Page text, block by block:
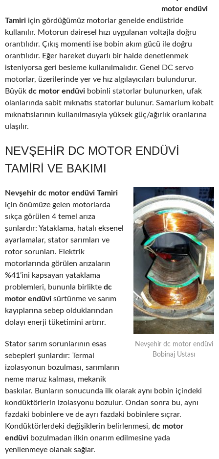
motor endüvi
Tamiri için gördüğümüz motorlar genelde endüstride
kullanılır. Motorun dairesel hızı uygulanan voltajla doğru
orantılıdır. Çıkış momenti ise bobin akım gücü ile doğru
orantılıdır. Eğer hareket duyarlı bir halde denetlenmek
isteniyorsa geri besleme kullanılmalıdır. Genel DC servo
motorlar, üzerilerinde yer ve hız algılayıcıları bulundurur.
Büyük dc motor endüvi bobinli statorlar bulunurken, ufak
olanlarında sabit mıknatıs statorlar bulunur. Samarium kobalt
mıknatıslarının kullanılmasıyla yüksek güç/ağırlık oranlarına
ulaşılır.
NEVŞEHIR DC MOTOR ENDÜVI
TAMIRI VE BAKIMI
Nevşehir dc motor endüvi
Bobinaj Ustası
Nevşehir dc motor endüvi Tamiri
için önümüze gelen motorlarda
sıkça görülen 4 temel arıza
şunlardır: Yataklama, hatalı eksenel
ayarlamalar, stator sarımları ve
rotor sorunları. Elektrik
motorlarında görülen arızaların
%41’ini kapsayan yataklama
problemleri, bununla birlikte dc
motor endüvi sürtünme ve sarım
kayıplarına sebep olduklarından
dolayı enerji tüketimini artırır.
Stator sarım sorunlarının esas
sebepleri şunlardır: Termal
izolasyonun bozulması, sarımların
neme maruz kalması, mekanik
baskılar. Bunların sonucunda ilk olarak aynı bobin içindeki
kondüktörlerin izolasyonu bozulur. Ondan sonra bu, aynı
fazdaki bobinlere ve de ayrı fazdaki bobinlere sıçrar.
Kondüktörlerdeki değişiklerin belirlenmesi, dc motor
endüvi bozulmadan ilkin onarım edilmesine yada
yenilenmeye olanak sağlar.